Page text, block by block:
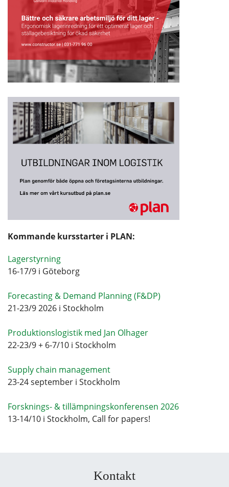
Kommande kursstarter i PLAN:
Lagerstyrning
16-17/9 i Göteborg
Forecasting & Demand Planning (F&DP)
21-23/9 2026 i Stockholm
Produktionslogistik med Jan Olhager
22-23/9 + 6-7/10 i Stockholm
Supply chain management
23-24 september i Stockholm
Forsknings- & tillämpningskonferensen 2026
13-14/10 i Stockholm, Call for papers!
Kontakt